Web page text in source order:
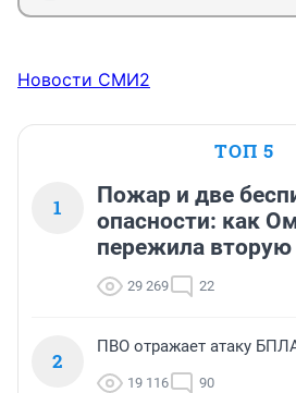
Новости СМИ2
ТОП 5
1
Пожар и две
опасности: как
пережила
29 269 22
2
ПВО отражает атаку
19 116 90